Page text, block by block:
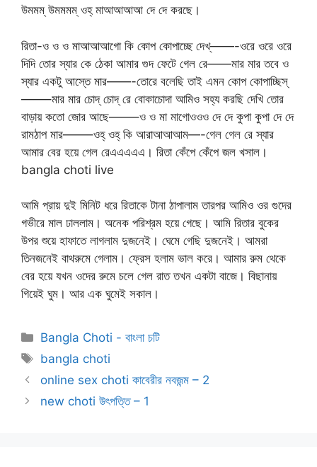
উমমম্ উমমমম্ ওহ্ মাআআআআ দে দে করছে।
রিতা-ও ও ও মাআআআগো কি কোপ কোপাচ্ছে দেখ্——-ওরে ওরে ওরে
দিদি তোর স্যার কে ঠেকা আমার গুদ ফেটে গেল রে——মার মার তবে ও
স্যার একটু আস্তে মার——-তোরে বলেছি তাই এমন কোপ কোপাচ্ছিস্
——–মার মার চোদ্ চোদ্ রে বোকাচোদা আমিও সহ্য করছি দেখি তোর
বাড়ায় কতো জোর আছে——–ও ও মা মাগোওওও দে দে কুপা কুপা দে দে
রামঠাপ মার——–ওহ্ ওহ্ কি আরাআআআম—-গেল গেল রে স্যার
আমার বের হয়ে গেল রেএএএএএ। রিতা কেঁপে কেঁপে জল খসাল।
bangla choti live
আমি প্রায় দুই মিনিট ধরে রিতাকে টানা ঠাপালাম তারপর আমিও ওর গুদের
গভীরে মাল ঢাললাম। অনেক পরিশ্রম হয়ে গেছে। আমি রিতার বুকের
উপর শুয়ে হাফাতে লাগলাম দুজনেই। ঘেমে গেছি দুজনেই। আমরা
তিনজনেই বাথরুমে গেলাম। ফ্রেস হলাম ভাল করে। আমার রুম থেকে
বের হয়ে যখন ওদের রুমে চলে গেল রাত তখন একটা বাজে। বিছানায়
গিয়েই ঘুম। আর এক ঘুমেই সকাল।
Categories
Bangla Choti - বাংলা চটি
Tags
bangla choti
online sex choti কাবেরীর নবজন্ম – 2
new choti উৎপত্তি – 1